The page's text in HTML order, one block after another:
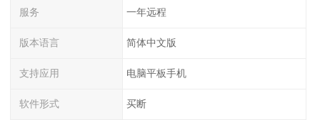
服务 一年远程
版本语言 简体中文版
支持应用 电脑平板手机
软件形式 买断